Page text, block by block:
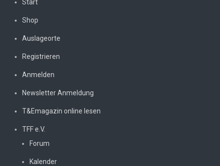
Start
Shop
Auslageorte
Registrieren
Anmelden
Newsletter Anmeldung
T&Emagazin online lesen
TFF e.V.
Forum
Kalender